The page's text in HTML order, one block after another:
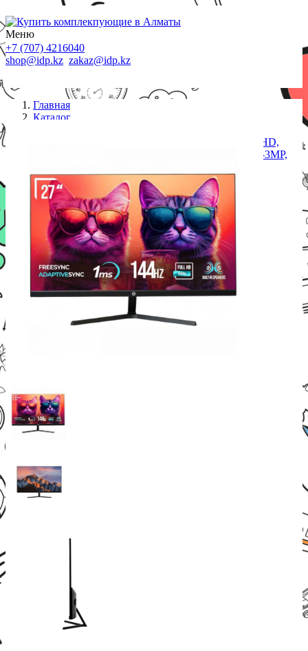
Меню
+7 (707) 4216040
shop@idp.kz zakaz@idp.kz
Главная
Каталог
Монитор 27" ONVYX ONMR292K100B169F, QHD,
IPS, Grade A+, 100Hz, 300 cd/m2, HDMI/DP, Cam-3MP,